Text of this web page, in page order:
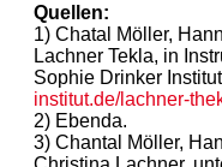
Quellen:
1) Chatal Möller,
Lachner Tekla, in
Sophie Drinker
institut.de/lachner-
2) Ebenda.
3) Chantal Möller,